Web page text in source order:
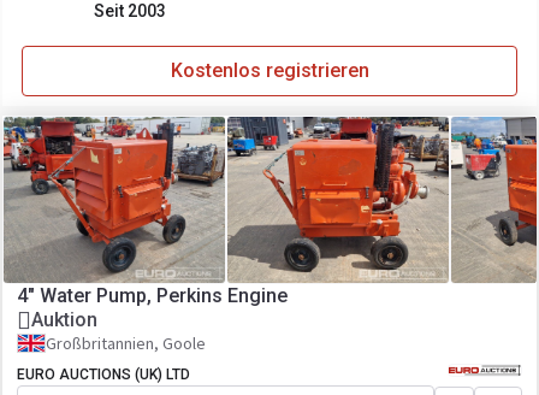
Seit 2003
Kostenlos registrieren
4" Water Pump, Perkins Engine
Auktion
Großbritannien, Goole
EURO AUCTIONS (UK) LTD